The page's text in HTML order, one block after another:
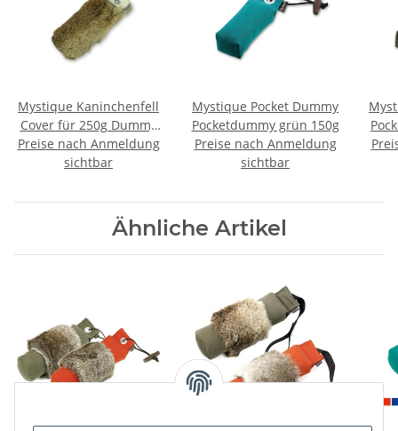
Mystique Kaninchenfell
Cover für 250g Dummy
Überzug
Preise nach Anmeldung
sichtbar
Mystique Pocket Dummy
Pocketdummy grün 150g
Preise nach Anmeldung
sichtbar
Ähnliche Artikel